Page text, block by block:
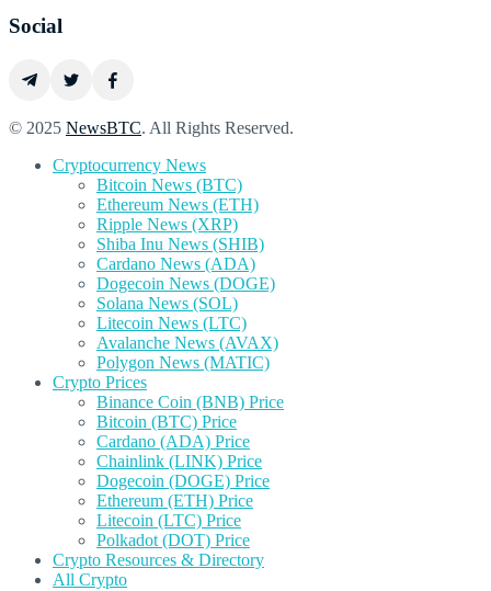
Social
© 2025 NewsBTC. All Rights Reserved.
Cryptocurrency News
Bitcoin News (BTC)
Ethereum News (ETH)
Ripple News (XRP)
Shiba Inu News (SHIB)
Cardano News (ADA)
Dogecoin News (DOGE)
Solana News (SOL)
Litecoin News (LTC)
Avalanche News (AVAX)
Polygon News (MATIC)
Crypto Prices
Binance Coin (BNB) Price
Bitcoin (BTC) Price
Cardano (ADA) Price
Chainlink (LINK) Price
Dogecoin (DOGE) Price
Ethereum (ETH) Price
Litecoin (LTC) Price
Polkadot (DOT) Price
Crypto Resources & Directory
All Crypto